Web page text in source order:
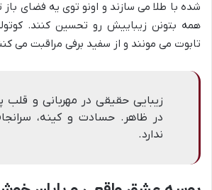
شده با طلا می سازند و اونو توی یه فضای
همه بتونن زیباییش رو تحسین کنند.
تابوت می مونند و از سفید برفی مراقبت می
زیبایی حقیقی در مهربانی و قلب
در ظاهر. حسادت و کینه،
ندارد.